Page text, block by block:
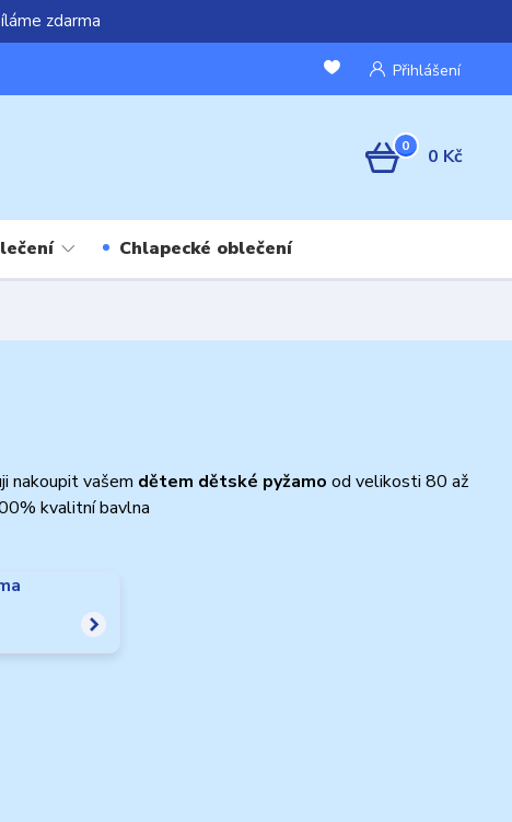
zdarma
Přihlášení
0 0 Kč
Chlapecké oblečení
nakoupit vašem dětem dětské pyžamood velikosti 80 až
kvalitní bavlna